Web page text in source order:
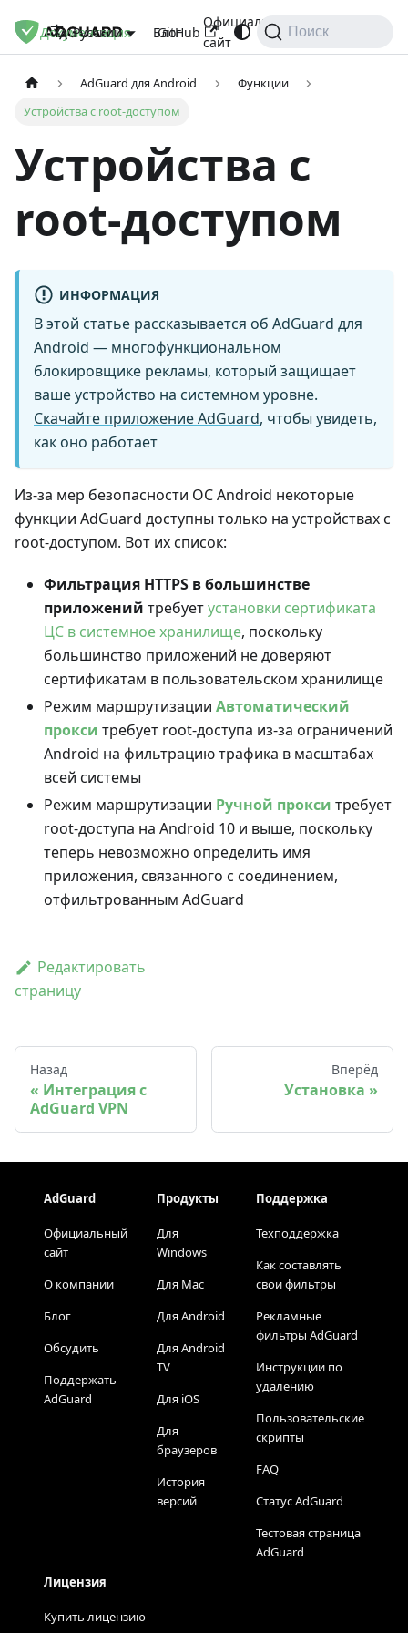
Документация Блог
Официальный
сайт
Русский GitHub Поиск
AdGuard для Android
Функции
Устройства с root-доступом
Устройства с
root-доступом
ИНФОРМАЦИЯ
В этой статье рассказывается об AdGuard для
Android — многофункциональном
блокировщике рекламы, который защищает
ваше устройство на системном уровне.
Скачайте приложение AdGuard, чтобы увидеть,
как оно работает
Из-за мер безопасности ОС Android некоторые
функции AdGuard доступны только на устройствах с
root-доступом. Вот их список:
Фильтрация HTTPS в большинстве
приложений требуетустановки сертификата
ЦС в системное хранилище, поскольку
большинство приложений не доверяют
сертификатам в пользовательском хранилище
Режим маршрутизации Автоматический
прокси требует root-доступа из-за ограничений
Android на фильтрацию трафика в масштабах
всей системы
Режим маршрутизации Ручной прокси требует
root-доступа на Android 10 и выше, поскольку
теперь невозможно определить имя
приложения, связанного с соединением,
отфильтрованным AdGuard
Редактировать
страницу
Назад
Интеграция с
AdGuard VPN
Вперёд
Установка
AdGuard
Официальный
сайт
О компании
Блог
Обсудить
Поддержать
AdGuard
Продукты
Для
Windows
Для Mac
Для Android
Для Android
TV
Для iOS
Для
браузеров
История
версий
Поддержка
Техподдержка
Как составлять
свои фильтры
Рекламные
фильтры AdGuard
Инструкции по
удалению
Пользовательские
скрипты
FAQ
Статус AdGuard
Тестовая страница
AdGuard
Лицензия
Купить лицензию